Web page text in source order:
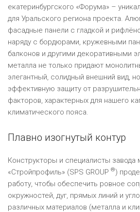
екатеринбургского «Форума» –
для Уральского региона проекта.
фасадные панели с гладкой и
наряду с бордюрами, кружевными
балконов и другими декоративными
металла не только придают
элегантный, солидный внешний вид,
эффективную защиту от
факторов, характерных для нашего
климатического пояса.
Плавно изогнутый контур
Конструкторы и специалисты завода
«Стройпрофиль» (SPS GROUP ®)
работу, чтобы обеспечить ровное
окружностей, дуг, прямых линий и
различных материалов (металла и